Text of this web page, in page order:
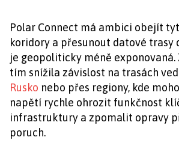
Polar Connect má ambici obejít
koridory a přesunout datové trasy
je geopoliticky méně exponovaná.
tím snížila závislost na trasách
Rusko nebo přes regiony, kde
napětí rychle ohrozit funkčnost
infrastruktury a zpomalit opravy
poruch.